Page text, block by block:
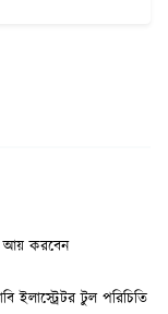
আয় করবেন
টুল পরিচিতি